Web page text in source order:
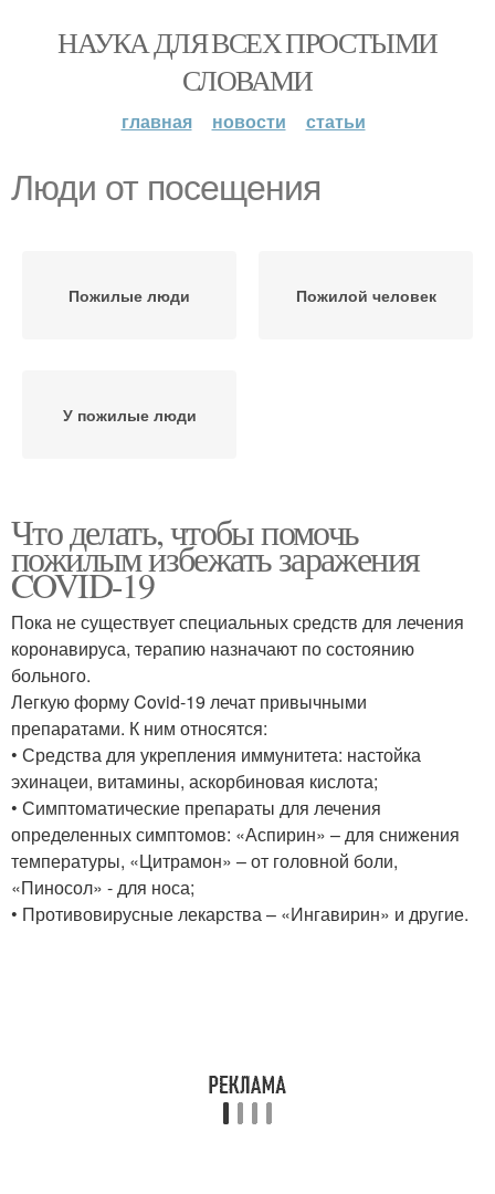
НАУКА ДЛЯ ВСЕХ ПРОСТЫМИ
СЛОВАМИ
главная новости статьи
Люди от посещения
Пожилые люди Пожилой человек
У пожилые люди
Что делать, чтобы помочь
пожилым избежать заражения
COVID-19
Пока не существует специальных средств для лечения
коронавируса, терапию назначают по состоянию
больного.
Легкую форму Covid-19 лечат привычными
препаратами. К ним относятся:
• Средства для укрепления иммунитета: настойка
эхинацеи, витамины, аскорбиновая кислота;
• Симптоматические препараты для лечения
определенных симптомов: «Аспирин» – для снижения
температуры, «Цитрамон» – от головной боли,
«Пиносол» - для носа;
• Противовирусные лекарства – «Ингавирин» и другие.